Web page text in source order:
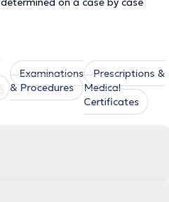
Examinations
& Procedures
Prescriptions &
Medical
Certificates